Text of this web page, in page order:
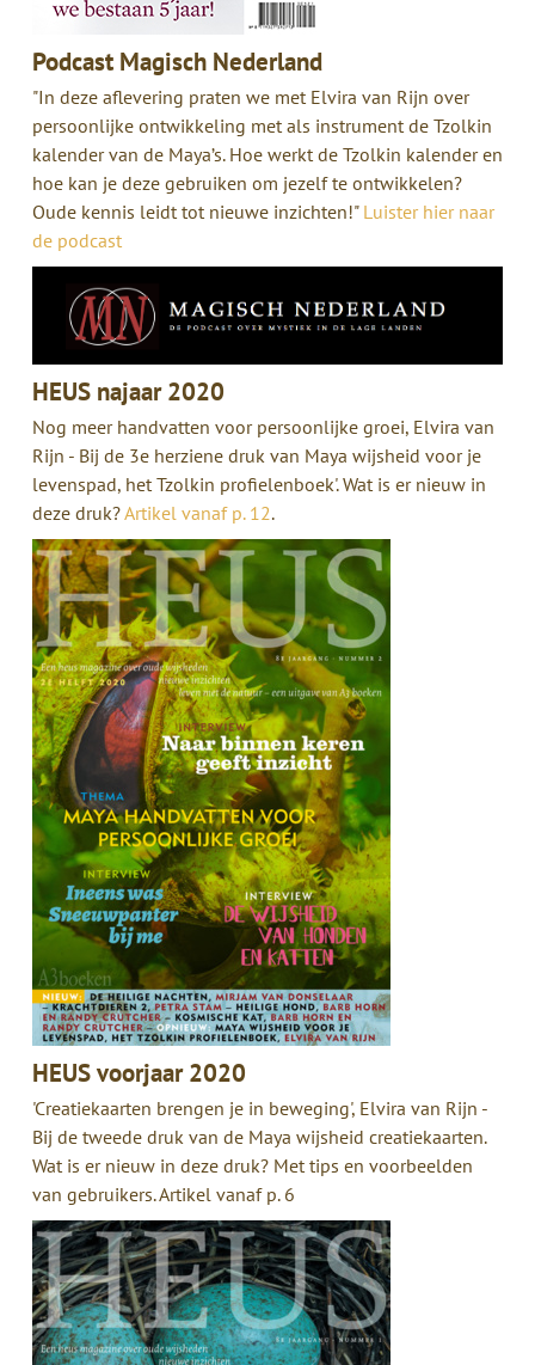
Podcast Magisch Nederland
"In deze aflevering praten we met Elvira van Rijn over
persoonlijke ontwikkeling met als instrument de Tzolkin
kalender van de Maya’s. Hoe werkt de Tzolkin kalender en
hoe kan je deze gebruiken om jezelf te ontwikkelen?
Oude kennis leidt tot nieuwe inzichten!" Luister hier naar
de podcast
HEUS najaar 2020
Nog meer handvatten voor persoonlijke groei, Elvira van
Rijn - Bij de 3e herziene druk van Maya wijsheid voor je
levenspad, het Tzolkin profielenboek'. Wat is er nieuw in
deze druk?Artikel vanaf p. 12.
HEUS voorjaar 2020
'Creatiekaarten brengen je in beweging', Elvira van Rijn -
Bij de tweede druk van de Maya wijsheid creatiekaarten.
Wat is er nieuw in deze druk? Met tips en voorbeelden
van gebruikers. Artikel vanaf p. 6